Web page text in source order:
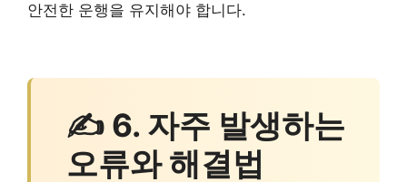
안전한 운행을 유지해야 합니다.
✍ 6. 자주 발생하는
오류와 해결법